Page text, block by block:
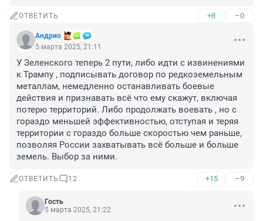
ОТВЕТИТЬ +8 –0
Андрио
5 марта 2025, 21:11
У Зеленского теперь 2 пути, либо идти с извинениями
к Трампу , подписывать договор по редкоземельным
металлам, немедленно останавливать боевые
действия и признавать всё что ему скажут, включая
потерю территорий. Либо продолжать воевать , но с
гораздо меньшей эффективностью, отступая и теряя
территории с гораздо больше скоростью чем раньше,
позволяя России захватывать всё больше и больше
земель. Выбор за ними.
ОТВЕТИТЬ 12 +15 –9
Гость
5 марта 2025, 21:22